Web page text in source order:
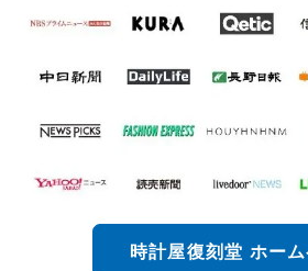
時計屋復刻堂 ホー